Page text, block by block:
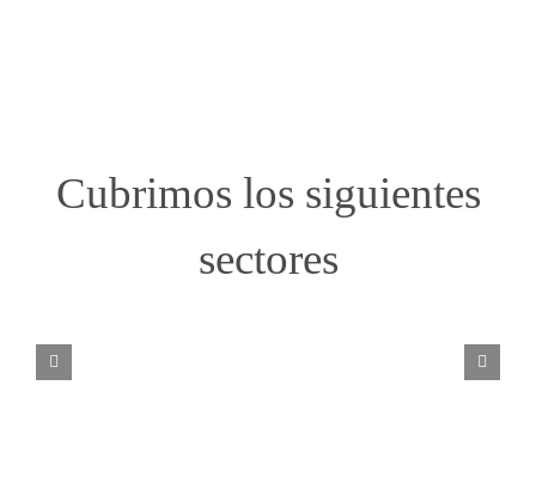
Cubrimos los siguientes
sectores